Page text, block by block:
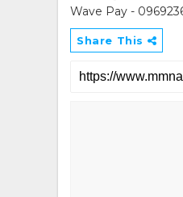
Wave Pay -
Share This